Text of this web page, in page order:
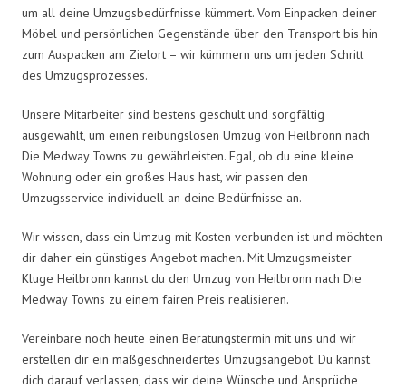
um all deine Umzugsbedürfnisse kümmert. Vom Einpacken deiner
Möbel und persönlichen Gegenstände über den Transport bis hin
zum Auspacken am Zielort – wir kümmern uns um jeden Schritt
des Umzugsprozesses.
Unsere Mitarbeiter sind bestens geschult und sorgfältig
ausgewählt, um einen reibungslosen Umzug von Heilbronn nach
Die Medway Towns zu gewährleisten. Egal, ob du eine kleine
Wohnung oder ein großes Haus hast, wir passen den
Umzugsservice individuell an deine Bedürfnisse an.
Wir wissen, dass ein Umzug mit Kosten verbunden ist und möchten
dir daher ein günstiges Angebot machen. Mit Umzugsmeister
Kluge Heilbronn kannst du den Umzug von Heilbronn nach Die
Medway Towns zu einem fairen Preis realisieren.
Vereinbare noch heute einen Beratungstermin mit uns und wir
erstellen dir ein maßgeschneidertes Umzugsangebot. Du kannst
dich darauf verlassen, dass wir deine Wünsche und Ansprüche